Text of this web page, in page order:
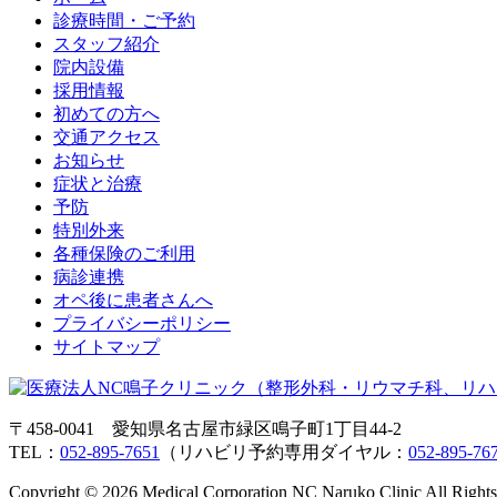
診療時間・ご予約
スタッフ紹介
院内設備
採用情報
初めての方へ
交通アクセス
お知らせ
症状と治療
予防
特別外来
各種保険のご利用
病診連携
オペ後に患者さんへ
プライバシーポリシー
サイトマップ
〒458-0041 愛知県名古屋市緑区鳴子町1丁目44-2
TEL： 052-895-7651 （リハビリ予約専用ダイヤル： 052-895-
Copyright © 2026 Medical Corporation NC Naruko Clinic All Rights